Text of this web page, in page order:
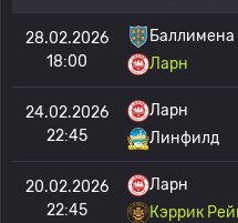
28.02.2026
18:00
Баллимена
Ларн
24.02.2026
22:45
Ларн
Линфилд
20.02.2026
22:45
Ларн
Кэррик